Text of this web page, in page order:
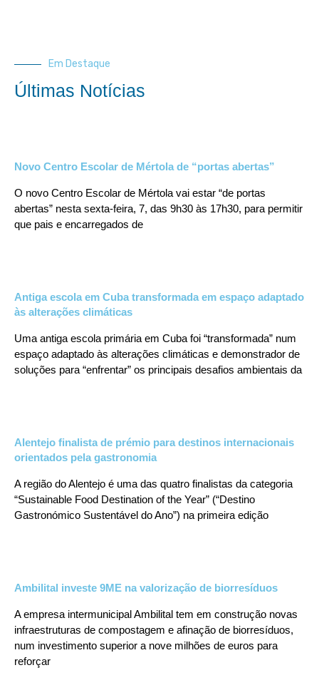
Em Destaque
Últimas Notícias
Novo Centro Escolar de Mértola de “portas abertas”
O novo Centro Escolar de Mértola vai estar “de portas
abertas” nesta sexta-feira, 7, das 9h30 às 17h30, para permitir
que pais e encarregados de
Antiga escola em Cuba transformada em espaço adaptado
às alterações climáticas
Uma antiga escola primária em Cuba foi “transformada” num
espaço adaptado às alterações climáticas e demonstrador de
soluções para “enfrentar” os principais desafios ambientais da
Alentejo finalista de prémio para destinos internacionais
orientados pela gastronomia
A região do Alentejo é uma das quatro finalistas da categoria
“Sustainable Food Destination of the Year” (“Destino
Gastronómico Sustentável do Ano”) na primeira edição
Ambilital investe 9ME na valorização de biorresíduos
A empresa intermunicipal Ambilital tem em construção novas
infraestruturas de compostagem e afinação de biorresíduos,
num investimento superior a nove milhões de euros para
reforçar